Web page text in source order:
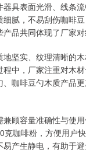
具表面光滑、线条
腻，不易刮伤咖啡
品共同体现了厂家对
坚实、纹理清晰的
中，厂家注重对木
咖啡豆勺木质产品更
顾容量准确性与使
咖啡粉，方便用户
产生静电，有助于避